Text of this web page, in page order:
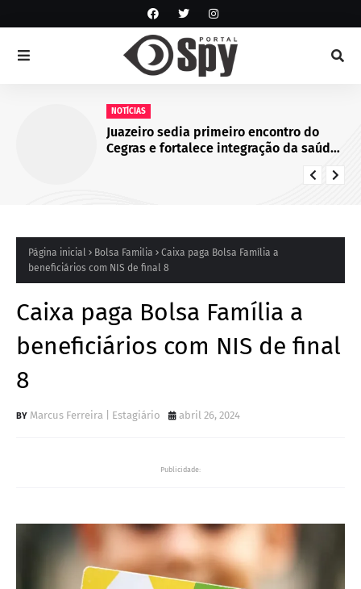
NOTÍCIAS
Juazeiro sedia primeiro encontro do
Cegras e fortalece integração da saúde
Página inicial Bolsa Familia
Caixa paga Bolsa Família a
beneficiários com NIS de final 8
Caixa paga Bolsa Família a
beneficiários com NIS de final
8
Marcus Ferreira | Estagiário abril 26, 2024
Publicidade: